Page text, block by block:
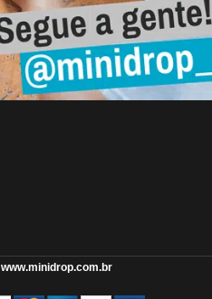
www.minidrop.com.br